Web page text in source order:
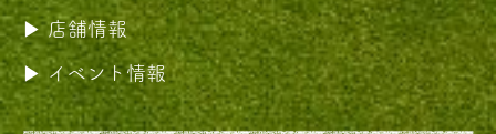
店舗情報
イベント情報